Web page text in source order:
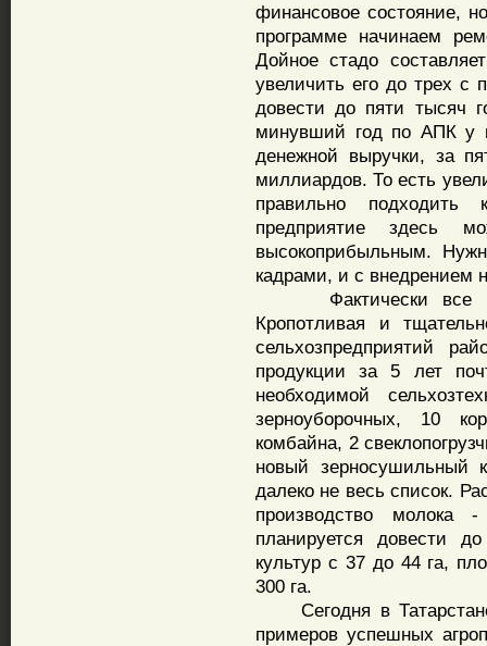
финансовое состояние,
программе начинаем
Дойное стадо
увеличить его до трех с
довести до пяти тысяч
минувший год по АПК у
денежной выручки, за
миллиардов. То есть
правильно
предприятие здесь
высокоприбыльным.
кадрами, и с внедрением
Фактически все
Кропотливая и
сельхозпредприятий
продукции за 5 лет
необходимой
зерноуборочных, 10
комбайна, 2
новый зерносушильный
далеко не весь список.
производство
планируется довести
культур с 37 до 44 га,
300 га.
Сегодня в
примеров успешных